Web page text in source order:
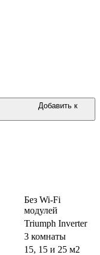
Добавить к
Без Wi-Fi
модулей
Triumph Inverter
3 комнаты
15, 15 и 25 м2